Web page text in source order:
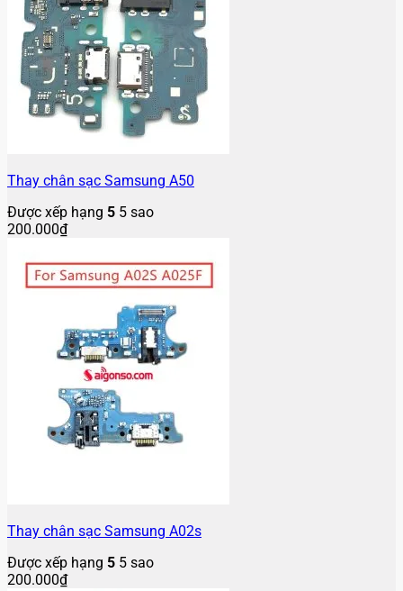
Thay chân sạc Samsung A50
Được xếp hạng 5 5 sao
200.000₫
Thay chân sạc Samsung A02s
Được xếp hạng 5 5 sao
200.000₫